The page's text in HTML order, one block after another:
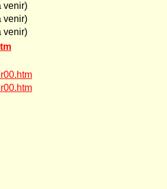
venir)
venir)
venir)